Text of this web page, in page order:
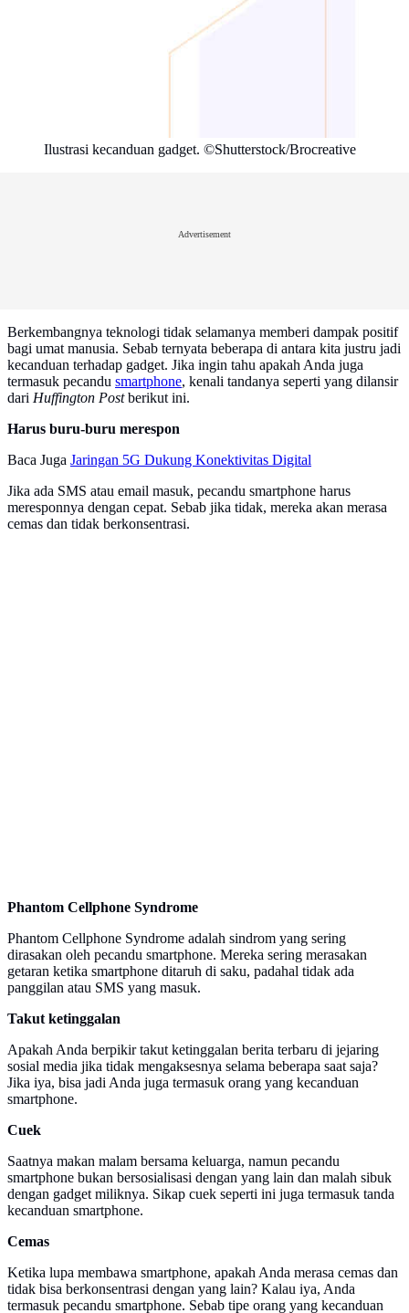
Ilustrasi kecanduan gadget. ©Shutterstock/Brocreative
Advertisement
Berkembangnya teknologi tidak selamanya memberi dampak positif
bagi umat manusia. Sebab ternyata beberapa di antara kita justru jadi
kecanduan terhadap gadget. Jika ingin tahu apakah Anda juga
termasuk pecandu smartphone, kenali tandanya seperti yang dilansir
dari Huffington Postberikut ini.
Harus buru-buru merespon
Baca Juga Jaringan 5G Dukung Konektivitas Digital
Jika ada SMS atau email masuk, pecandu smartphone harus
meresponnya dengan cepat. Sebab jika tidak, mereka akan merasa
cemas dan tidak berkonsentrasi.
Phantom Cellphone Syndrome
Phantom Cellphone Syndrome adalah sindrom yang sering
dirasakan oleh pecandu smartphone. Mereka sering merasakan
getaran ketika smartphone ditaruh di saku, padahal tidak ada
panggilan atau SMS yang masuk.
Takut ketinggalan
Apakah Anda berpikir takut ketinggalan berita terbaru di jejaring
sosial media jika tidak mengaksesnya selama beberapa saat saja?
Jika iya, bisa jadi Anda juga termasuk orang yang kecanduan
smartphone.
Cuek
Saatnya makan malam bersama keluarga, namun pecandu
smartphone bukan bersosialisasi dengan yang lain dan malah sibuk
dengan gadget miliknya. Sikap cuek seperti ini juga termasuk tanda
kecanduan smartphone.
Cemas
Ketika lupa membawa smartphone, apakah Anda merasa cemas dan
tidak bisa berkonsentrasi dengan yang lain? Kalau iya, Anda
termasuk pecandu smartphone. Sebab tipe orang yang kecanduan